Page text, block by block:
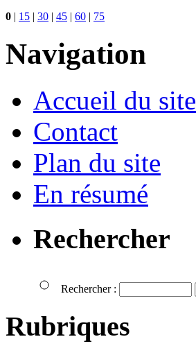
0 | 15 | 30 | 45 | 60 | 75
Navigation
Accueil du site
Contact
Plan du site
En résumé
Rechercher
Rechercher :
Rubriques